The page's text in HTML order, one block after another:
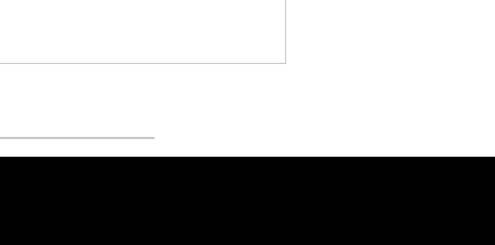
El servicio deconversor de